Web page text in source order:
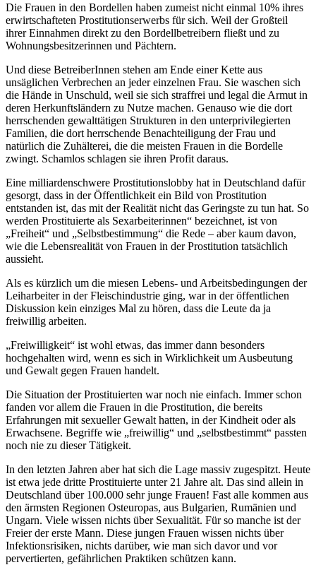
Die Frauen in den Bordellen haben zumeist nicht einmal 10% ihres
erwirtschafteten Prostitutionserwerbs für sich. Weil der Großteil
ihrer Einnahmen direkt zu den Bordellbetreibern fließt und zu
Wohnungsbesitzerinnen und Pächtern.
Und diese BetreiberInnen stehen am Ende einer Kette aus
unsäglichen Verbrechen an jeder einzelnen Frau. Sie waschen sich
die Hände in Unschuld, weil sie sich straffrei und legal die Armut in
deren Herkunftsländern zu Nutze machen. Genauso wie die dort
herrschenden gewalttätigen Strukturen in den unterprivilegierten
Familien, die dort herrschende Benachteiligung der Frau und
natürlich die Zuhälterei, die die meisten Frauen in die Bordelle
zwingt. Schamlos schlagen sie ihren Profit daraus.
Eine milliardenschwere Prostitutionslobby hat in Deutschland dafür
gesorgt, dass in der Öffentlichkeit ein Bild von Prostitution
entstanden ist, das mit der Realität nicht das Geringste zu tun hat. So
werden Prostituierte als Sexarbeiterinnen“ bezeichnet, ist von
„Freiheit“ und „Selbstbestimmung“ die Rede – aber kaum davon,
wie die Lebensrealität von Frauen in der Prostitution tatsächlich
aussieht.
Als es kürzlich um die miesen Lebens- und Arbeitsbedingungen der
Leiharbeiter in der Fleischindustrie ging, war in der öffentlichen
Diskussion kein einziges Mal zu hören, dass die Leute da ja
freiwillig arbeiten.
„Freiwilligkeit“ ist wohl etwas, das immer dann besonders
hochgehalten wird, wenn es sich in Wirklichkeit um Ausbeutung
und Gewalt gegen Frauen handelt.
Die Situation der Prostituierten war noch nie einfach. Immer schon
fanden vor allem die Frauen in die Prostitution, die bereits
Erfahrungen mit sexueller Gewalt hatten, in der Kindheit oder als
Erwachsene. Begriffe wie „freiwillig“ und „selbstbestimmt“ passten
noch nie zu dieser Tätigkeit.
In den letzten Jahren aber hat sich die Lage massiv zugespitzt. Heute
ist etwa jede dritte Prostituierte unter 21 Jahre alt. Das sind allein in
Deutschland über 100.000 sehr junge Frauen! Fast alle kommen aus
den ärmsten Regionen Osteuropas, aus Bulgarien, Rumänien und
Ungarn. Viele wissen nichts über Sexualität. Für so manche ist der
Freier der erste Mann. Diese jungen Frauen wissen nichts über
Infektionsrisiken, nichts darüber, wie man sich davor und vor
pervertierten, gefährlichen Praktiken schützen kann.